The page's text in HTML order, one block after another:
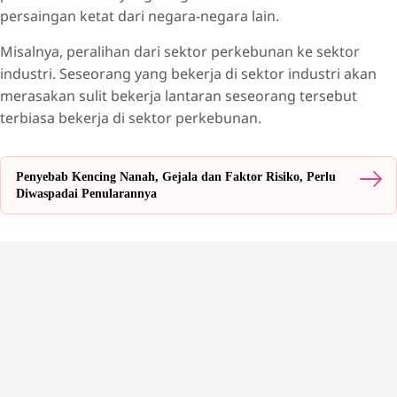
persaingan ketat dari negara-negara lain.
Misalnya, peralihan dari sektor perkebunan ke sektor
industri. Seseorang yang bekerja di sektor industri akan
merasakan sulit bekerja lantaran seseorang tersebut
terbiasa bekerja di sektor perkebunan.
Penyebab Kencing Nanah, Gejala dan Faktor Risiko, Perlu
Diwaspadai Penularannya